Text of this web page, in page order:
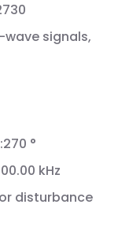
signals,
°
kHz
disturbance